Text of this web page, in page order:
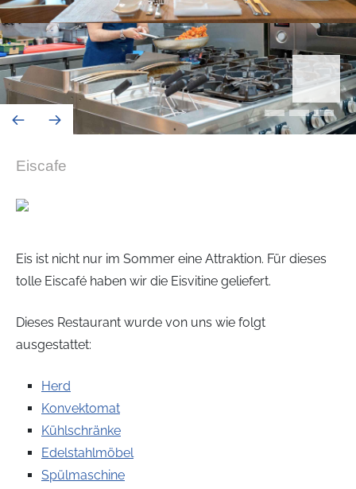
Eiscafe
Eis ist nicht nur im Sommer eine Attraktion. Für dieses
tolle Eiscafé haben wir die Eisvitine geliefert.
Dieses Restaurant wurde von uns wie folgt
ausgestattet:
Herd
Konvektomat
Kühlschränke
Edelstahlmöbel
Spülmaschine